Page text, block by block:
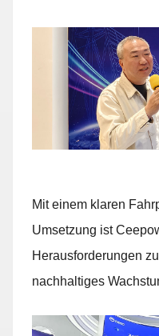
Mit einem klaren
Umsetzung ist
Herausforderungen
nachhaltiges